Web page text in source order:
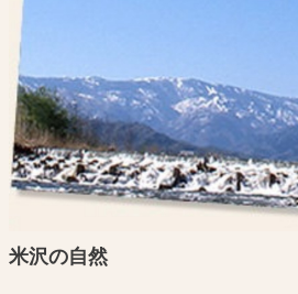
米沢の自然